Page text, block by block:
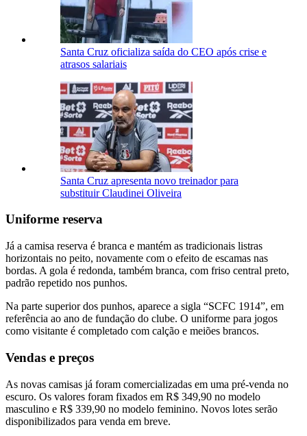
Santa Cruz oficializa saída do CEO após crise e
atrasos salariais
Santa Cruz apresenta novo treinador para
substituir Claudinei Oliveira
Uniforme reserva
Já a camisa reserva é branca e mantém as tradicionais listras
horizontais no peito, novamente com o efeito de escamas nas
bordas. A gola é redonda, também branca, com friso central preto,
padrão repetido nos punhos.
Na parte superior dos punhos, aparece a sigla “SCFC 1914”, em
referência ao ano de fundação do clube. O uniforme para jogos
como visitante é completado com calção e meiões brancos.
Vendas e preços
As novas camisas já foram comercializadas em uma pré-venda no
escuro. Os valores foram fixados em R$ 349,90 no modelo
masculino e R$ 339,90 no modelo feminino. Novos lotes serão
disponibilizados para venda em breve.